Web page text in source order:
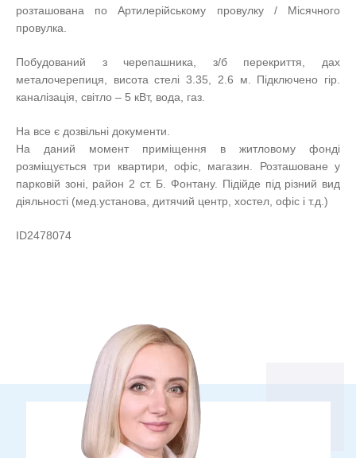
розташована по Артилерійському провулку / Місячного
провулка.
Побудований з черепашника, з/б перекриття, дах
металочерепиця, висота стелі 3.35, 2.6 м. Підключено гір.
каналізація, світло – 5 кВт, вода, газ.
На все є дозвільні документи.
На даний момент приміщення в житловому фонді
розміщується три квартири, офіс, магазин. Розташоване у
парковій зоні, район 2 ст. Б. Фонтану. Підійде під різний вид
діяльності (мед.установа, дитячий центр, хостел, офіс і т.д.)
ID2478074